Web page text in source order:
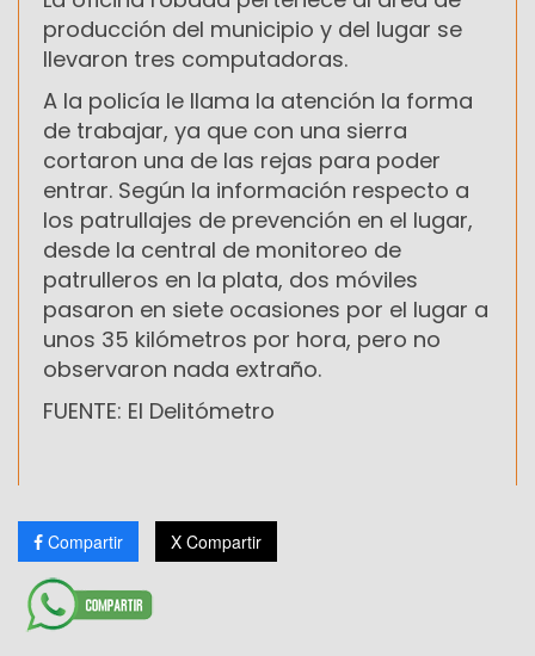
producción del municipio y del lugar se
llevaron tres computadoras.
A la policía le llama la atención la forma
de trabajar, ya que con una sierra
cortaron una de las rejas para poder
entrar. Según la información respecto a
los patrullajes de prevención en el lugar,
desde la central de monitoreo de
patrulleros en la plata, dos móviles
pasaron en siete ocasiones por el lugar a
unos 35 kilómetros por hora, pero no
observaron nada extraño.
FUENTE: El Delitómetro
Compartir X Compartir